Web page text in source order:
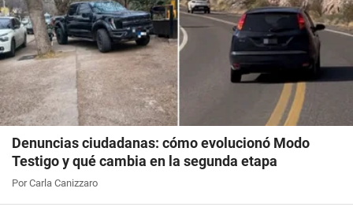
Denuncias ciudadanas: cómo evolucionó Modo
Testigo y qué cambia en la segunda etapa
Por Carla Canizzaro